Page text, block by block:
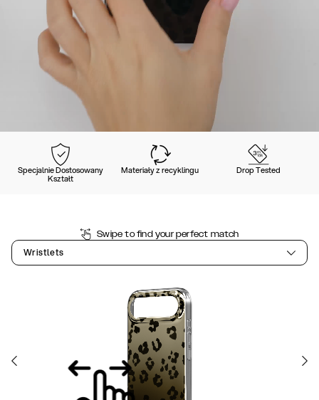
Specjalnie Dostosowany
Kształt
Materiały z recyklingu Drop Tested
Swipe to find your perfect match
Wristlets